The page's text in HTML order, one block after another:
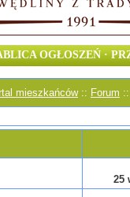
OGŁOSZEŃ ·
mieszkańców:: Forum
25